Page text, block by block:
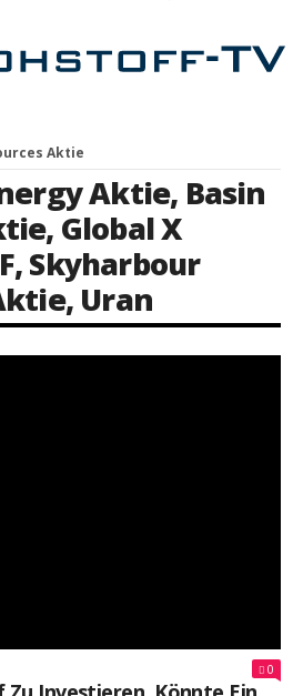
Aktie
Aktie, Basin
, Global X
,Skyharbour
, Uran
0